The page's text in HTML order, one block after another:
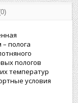
полога
пологов
температур
условия